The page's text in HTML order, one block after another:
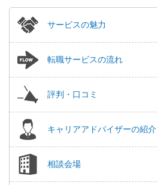
サービスの魅力
転職サービスの流れ
評判・口コミ
キャリアアドバイザーの紹介
相談会場